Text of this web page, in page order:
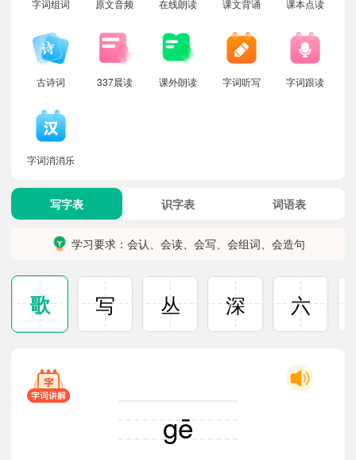
字词组词 原文音频 在线朗读 课文背诵 课本点读
古诗词 337晨读 课外朗读 字词听写 字词跟读
字词消消乐
写字表 识字表 词语表
学习要求：会认、会读、会写、会组词、会造句
歌 写 丛 深 六
gē